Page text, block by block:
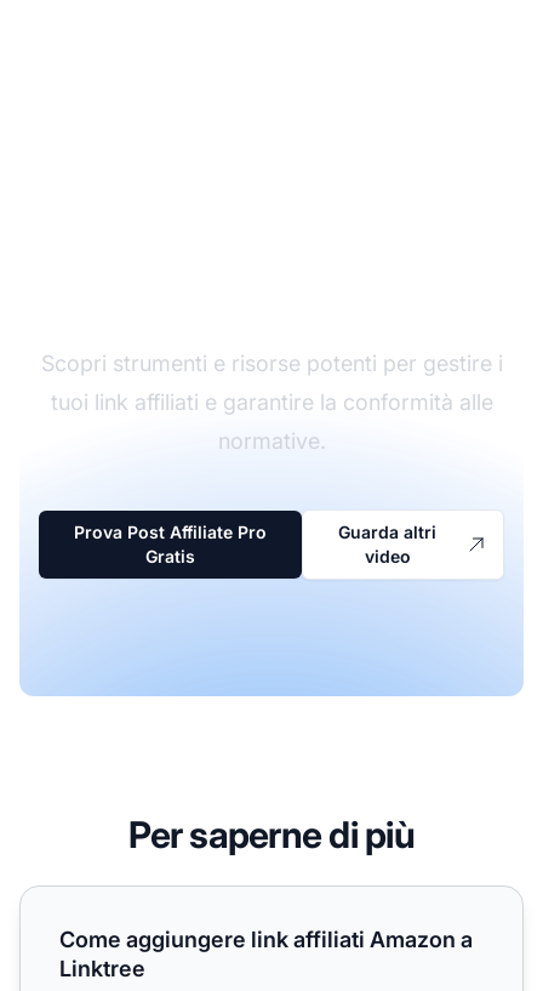
Scopri strumenti e risorse potenti per gestire i
tuoi link affiliati e garantire la conformità alle
normative.
Prova Post Affiliate Pro
Gratis
Guarda altri
video
Per saperne di più
Come aggiungere link affiliati Amazon a Linktree
Come aggiungere link affiliati Amazon a
Linktree